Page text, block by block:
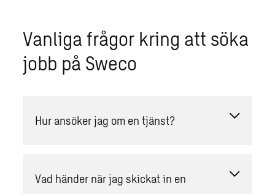
Vanliga frågor kring att söka
jobb på Sweco
Hur ansöker jag om en tjänst?
Vad händer när jag skickat in en